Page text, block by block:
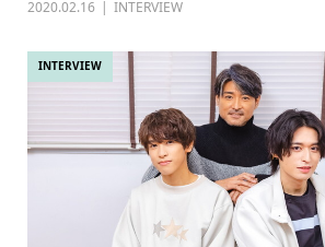
2020.02.16 INTERVIEW
INTERVIEW